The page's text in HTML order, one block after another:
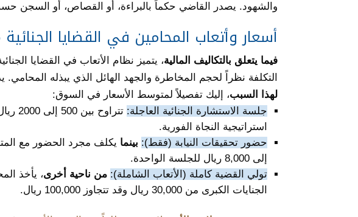
والشهود. يصدر القاضي حكماً بالبراءة، أو القصاص، أو السجن
أسعار وأتعاب المحامين في القضايا الجنائية 2026
فيما يتعلق بالتكاليف المالية، يتميز نظام الأتعاب في القضايا
التكلفة نظراً لحجم المخاطرة والجهد الهائل الذي يبذله
لهذا السبب، إليك تفصيلاً لمتوسط الأسعار في السوق:
جلسة الاستشارة الجنائية العاجلة:
استراتيجية النجاة الفورية.
حضور تحقيقات النيابة (فقط): بينما
إلى 8,000 ريال للجلسة الواحدة.
تولي القضية كاملة (الأتعاب الشاملة): من ناحية أخرى، يأخذ
الجنايات الكبرى من 30,000 ريال وقد تتجاوز 100,000 ريال.